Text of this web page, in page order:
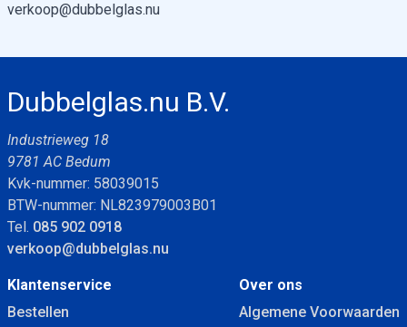
verkoop@dubbelglas.nu
Dubbelglas.nu B.V.
Industrieweg 18
9781 AC Bedum
Kvk-nummer: 58039015
BTW-nummer: NL823979003B01
Tel. 085 902 0918
verkoop@dubbelglas.nu
Klantenservice
Bestellen
Over ons
Algemene Voorwaarden